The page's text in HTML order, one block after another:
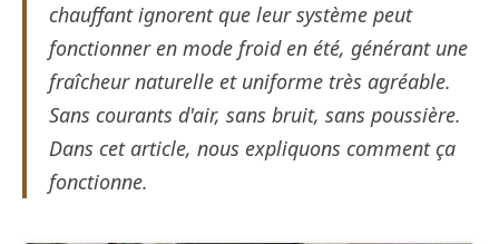
chauffant ignorent que leur système peut
fonctionner en mode froid en été, générant une
fraîcheur naturelle et uniforme très agréable.
Sans courants d'air, sans bruit, sans poussière.
Dans cet article, nous expliquons comment ça
fonctionne.